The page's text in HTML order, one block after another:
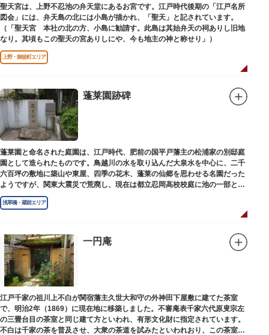
聖天宮は、上野不忍池の弁天堂にあるお宮です。江戸時代後期の「江戸名所
図会」には、弁天島の北には小島が描かれ、「聖天」と記されています。
（「聖天宮 本社の北の方、小島に勧請す。此島は其始弁天の祠ありし旧地
なり。其頃もこの聖天の宮ありしにや、今も地主の神と称せり」）
上野・御徒町エリア
蓬莱園跡碑
蓬莱園と命名された庭園は、江戸時代、肥前の国平戸藩主の松浦家の別邸庭
園として造られたものです。鳥越川の水を取り込んだ大泉水を中心に、二千
六百坪の敷地に築山や東屋、四季の花木、蓬莱の仙郷を思わせる名園だった
ようですが、関東大震災で荒廃し、現在は都立忍岡高校校庭に池の一部と都
指定の天然記念物の大イチョウを残すのみです。
浅草橋・蔵前エリア
一円庵
江戸千家の祖川上不白が関宿藩主久世大和守の外神田下屋敷に建てた茶室
で、明治2年（1869）に現在地に移築しました。不審庵表千家六代原叟宗左
の三畳台目の茶室と同じ建て方といわれ、有形文化財に指定されています。
不白は千家の茶を普及させ、大衆の茶道を試みたといわれおり、この茶室は